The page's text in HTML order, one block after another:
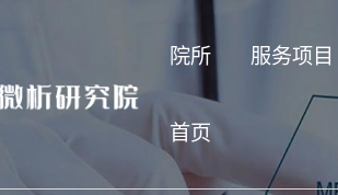
院所
首页
服务项目